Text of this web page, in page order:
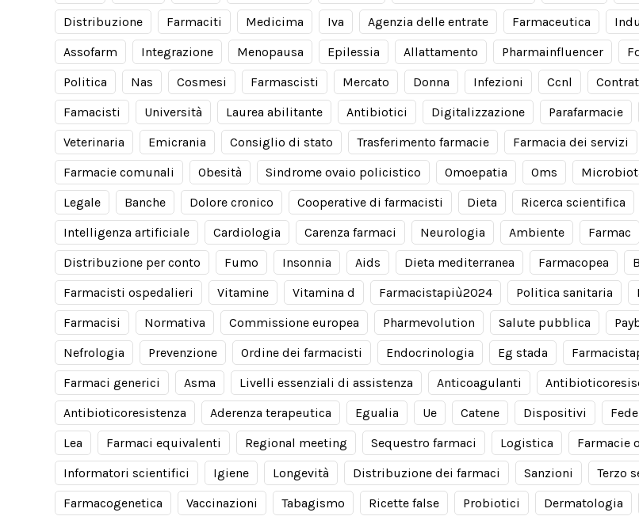
Distribuzione
Farmaciti Medicima Iva Agenzia delle entrate Farmaceutica
Assofarm
Integrazione Menopausa Epilessia Allattamento Pharmainfluencer
Politica
Nas Cosmesi Farmascisti Mercato Donna Infezioni Ccnl
Famacisti
Università Laurea abilitante Antibiotici Digitalizzazione Parafarmacie
Veterinaria
Emicrania Consiglio di stato Trasferimento farmacie
Farmacia dei servizi
Farmacie comunali
Obesità Sindrome ovaio policistico Omoepatia Oms
Legale
Banche Dolore cronico Cooperative di farmacisti Dieta
Ricerca scientifica
Intelligenza artificiale
Cardiologia Carenza farmaci Neurologia Ambiente Farmac
Distribuzione per conto
Fumo Insonnia Aids Dieta mediterranea Farmacopea
Farmacisti ospedalieri
Vitamine Vitamina d Farmacistapiù2024 Politica sanitaria
Farmacisi
Normativa Commissione europea Pharmevolution Salute pubblica
Nefrologia
Prevenzione Ordine dei farmacisti Endocrinologia Eg stada
Farmaci generici
Asma Livelli essenziali di assistenza Anticoagulanti
Antibioticoresistenza
Aderenza terapeutica Egualia Ue Catene Dispositivi
Lea
Farmaci equivalenti Regional meeting Sequestro farmaci Logistica Farmacie
Informatori scientifici
Igiene Longevità Distribuzione dei farmaci Sanzioni Terzo
Farmacogenetica
Vaccinazioni Tabagismo Ricette false Probiotici Dermatologia